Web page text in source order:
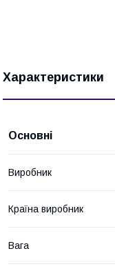
Характеристики
Основні
Виробник
Країна виробник
Вага